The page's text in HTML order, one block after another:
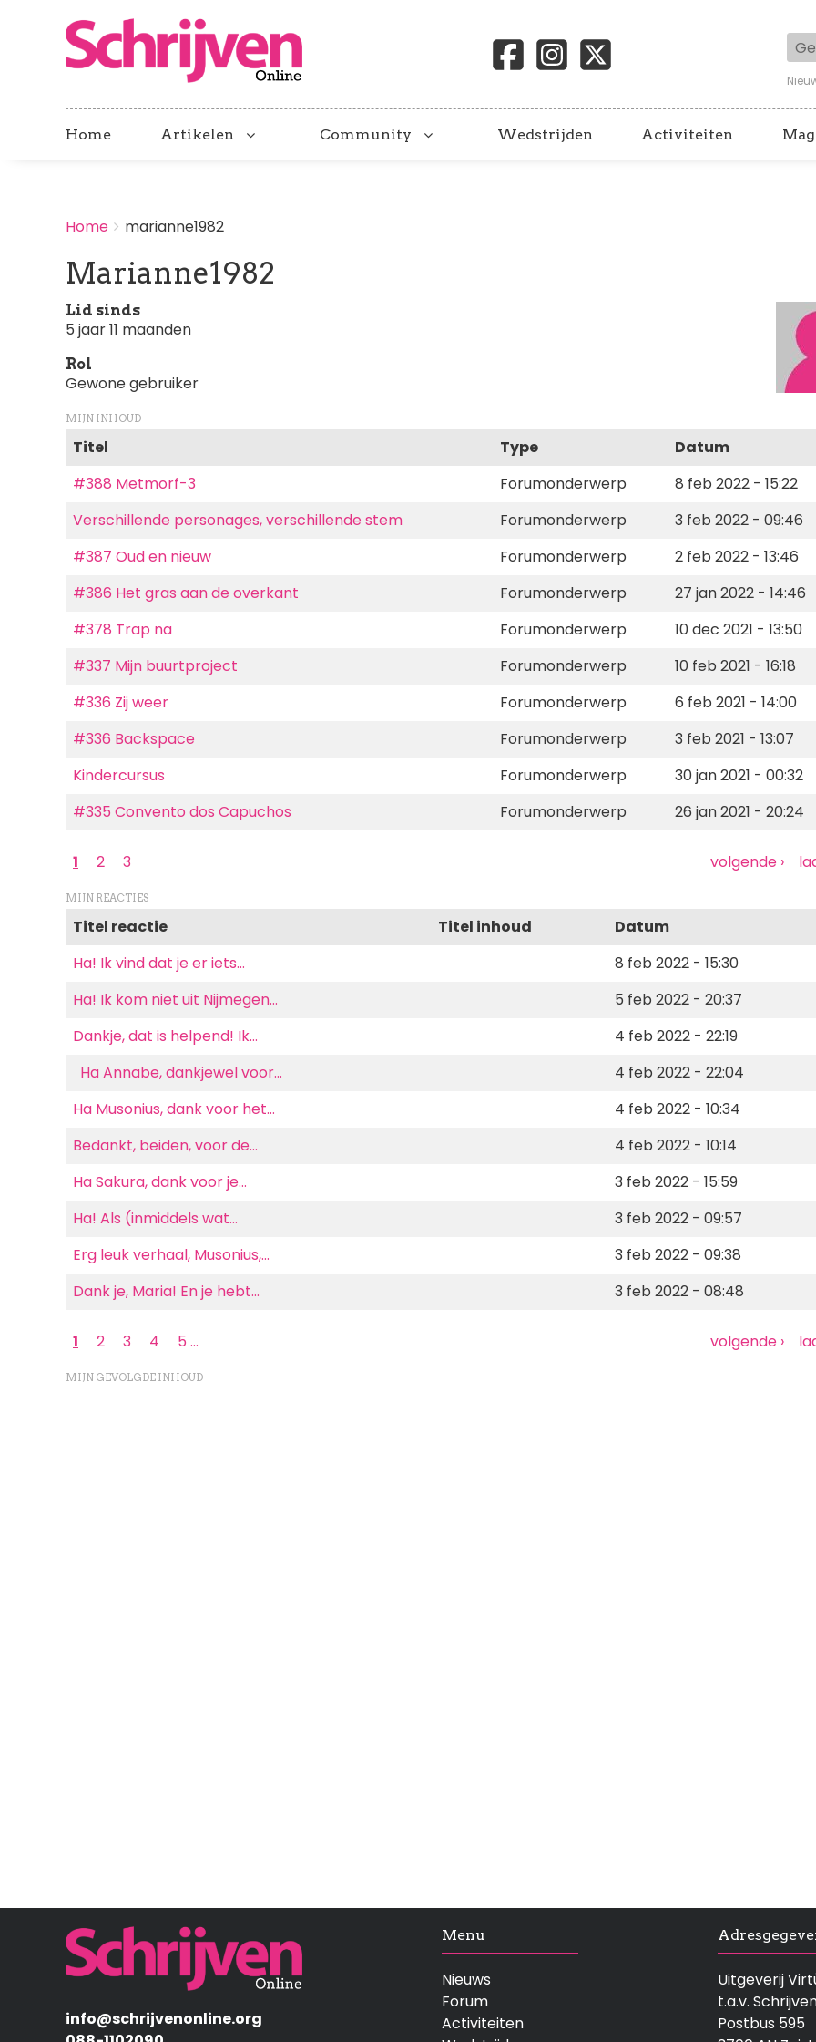
Home Artikelen Community Wedstrijden Activiteiten
BREADCRUMBS
You
here:
Home marianne1982
Marianne1982
Lid sinds
5 jaar 11 maanden
Rol
Gewone gebruiker
MIJN INHOUD
Titel Type
Datum
#388 Metmorf-3
Forumonderwerp
8 feb 2022 - 15:22
Verschillende personages, verschillende stem
Forumonderwerp
3 feb 2022 - 09:46
#387 Oud en nieuw
Forumonderwerp
2 feb 2022 - 13:46
#386 Het gras aan de overkant
Forumonderwerp
27 jan 2022 - 14:46
#378 Trap na
Forumonderwerp
10 dec 2021 - 13:50
#337 Mijn buurtproject
Forumonderwerp
10 feb 2021 - 16:18
#336 Zij weer
Forumonderwerp
6 feb 2021 - 14:00
#336 Backspace
Forumonderwerp
3 feb 2021 - 13:07
Kindercursus
Forumonderwerp
30 jan 2021 - 00:32
#335 Convento dos Capuchos
Forumonderwerp 26 jan 2021 - 20:24
Paginering
Huidige
1 Page
2 Page
3
Volgende
volgende ›
MIJN REACTIES
Titel reactie Titel inhoud
Datum
Ha! Ik vind dat je er iets…
8 feb 2022 - 15:30
Ha! Ik kom niet uit Nijmegen…
5 feb 2022 - 20:37
Dankje, dat is helpend! Ik…
4 feb 2022 - 22:19
Ha Annabe, dankjewel voor…
4 feb 2022 - 22:04
Ha Musonius, dank voor het…
4 feb 2022 - 10:34
Bedankt, beiden, voor de…
4 feb 2022 - 10:14
Ha Sakura, dank voor je…
3 feb 2022 - 15:59
Ha! Als (inmiddels wat…
3 feb 2022 - 09:57
Erg leuk verhaal, Musonius,…
3 feb 2022 - 09:38
Dank je, Maria! En je hebt…
3 feb 2022 - 08:48
Paginering
Huidige
1 Page
2 Page
3 Page
4 Page
5 …
Volgende
volgende ›
MIJN GEVOLGDE INHOUD
Afbeelding
info@schrijvenonline.org
Menu
Nieuws
Forum
Activiteiten
Uitgeverij
t.a.v.
Postbus 595